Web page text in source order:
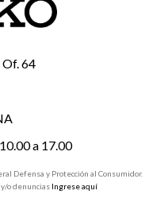
Of. 64
a 17.00
Defensa y Protección al Consumidor.
o denuncias Ingrese aquí